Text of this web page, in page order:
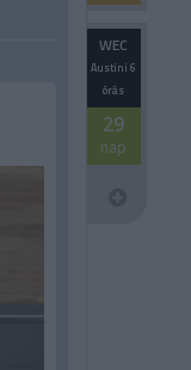
WEC
Austini 6
órás
29
nap